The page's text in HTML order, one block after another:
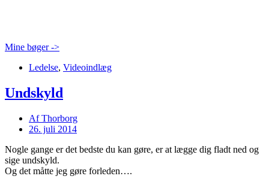
Mine bøger ->
Ledelse, Videoindlæg
Undskyld
AfThorborg
26. juli 2014
Nogle gange er det bedste du kan gøre, er at lægge dig fladt ned og
sige undskyld.
Og det måtte jeg gøre forleden….